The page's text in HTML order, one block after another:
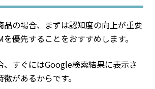
品の場合、まずは認知度の向上が重要
を優先することをおすすめします。
、すぐにはGoogle検索結果に表示さ
があるからです。